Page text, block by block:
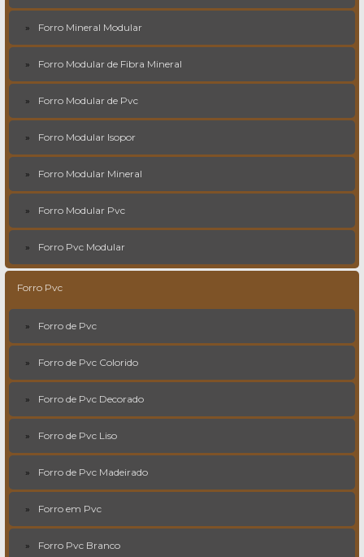
Forro Mineral Modular
Forro Modular de Fibra Mineral
Forro Modular de Pvc
Forro Modular Isopor
Forro Modular Mineral
Forro Modular Pvc
Forro Pvc Modular
Forro Pvc
Forro de Pvc
Forro de Pvc Colorido
Forro de Pvc Decorado
Forro de Pvc Liso
Forro de Pvc Madeirado
Forro em Pvc
Forro Pvc Branco